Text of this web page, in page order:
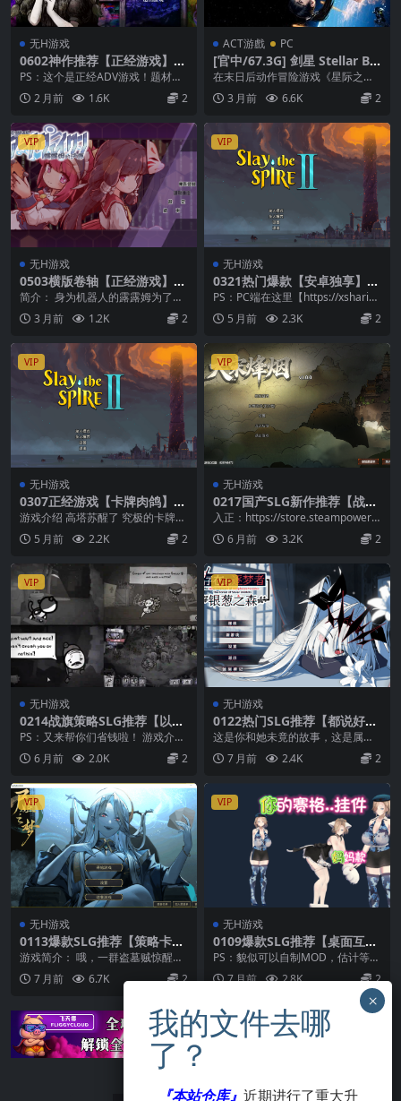
无H游戏
0602神作推荐【正经游戏】薛
定谔的电话 Schrödinger’s C
all 【官方中文】
PS：这个是正经ADV游戏！题材小
众，但是剧情很牛逼！贤者模式可
入... 游戏介...
2 月前 1.6K 2
ACT游戲 PC
[官中/67.3G] 剑星 Stellar Bla
de (Ver1.4.1 Fix2豪华中文版
+预购特典+全DLC)
在末日后动作冒险游戏《星际之刃
™》中拯救人类免于灭绝。体验激
烈的战斗和曲折的故事...
3 月前 6.6K 2
VIP
无H游戏
0503横版卷轴【正经游戏】机
核觉醒～露露姆的决意～ 機核
覚醒～ルルムの決意【官方中
文】
简介： 身为机器人的露露姆为了能
够执行「带给人类幸福」的指令，
希望自己能够理解...
3 月前 1.2K 2
VIP
无H游戏
0321热门爆款【安卓独享】杀
戮尖塔2 内置mod【官方中
文】
PS：PC端在这里【https://xsharin
g.org/219573.ht...
5 月前 2.3K 2
VIP
无H游戏
0307正经游戏【卡牌肉鸽】杀
戮尖塔2 Slay the Spire 2 ver
游戏介绍 高塔苏醒了 究极的卡牌肉
鸽游戏再度归来！ 一千年来，高塔
一直在沉睡。其...
5 月前 2.2K 2
VIP
无H游戏
0217国产SLG新作推荐【战争
策略】大宋烽烟 ver1.0.0 【官
方中文】
入正：https://store.steampowere
d.com/app/32...
6 月前 3.2K 2
VIP
无H游戏
0214战旗策略SLG推荐【以撒
作者的新作】喵喵的结合 喵基
因 Mewgenics Ver20622
【官方中文】
PS：又来帮你们省钱啦！ 游戏介绍
终极回合制猫咪策略和猫咪培育轻
度类Rogue...
6 月前 2.0K 2
VIP
无H游戏
0122热门SLG推荐【都说好
评】不/存在的逐梦者：银葱之
森 不存在的逐梦者【官方中
文】
这是你和她未竟的故事，这是属于
「你」的旅途…… 于银葱之森中苏
醒的你，开始踏上寻...
7 月前 2.4K 2
VIP
无H游戏
0113爆款SLG推荐【策略卡
牌】尸姬之梦 ~ 屍姫の夢【官
方中文】
游戏简介： 哦，一群盗墓贼惊醒了
沉睡中的尸姬大人……也许这个世界
要为尸姬大人的起...
7 月前 6.7K 2
VIP
无H游戏
0109爆款SLG推荐【桌面互动
挂件】你妈 Your Mom ver20
260106【官中无码】
PS：貌似可以自制MOD，估计等出
来了，就不再是无H游戏了！ 游戏
介绍 你妈是一...
7 月前 2.8K 2
『本站仓库』 近期进行了重大升